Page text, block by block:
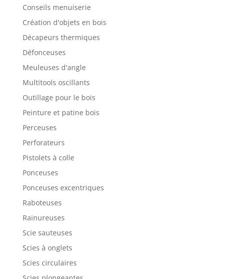
Conseils menuiserie
Création d'objets en bois
Décapeurs thermiques
Défonceuses
Meuleuses d'angle
Multitools oscillants
Outillage pour le bois
Peinture et patine bois
Perceuses
Perforateurs
Pistolets à colle
Ponceuses
Ponceuses excentriques
Raboteuses
Rainureuses
Scie sauteuses
Scies à onglets
Scies circulaires